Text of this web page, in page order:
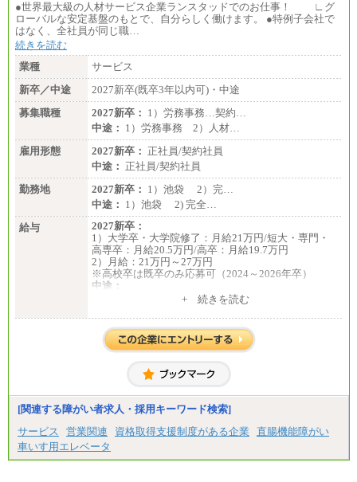
●世界最大級の人材サービス企業ランスタッドでのお仕事！ ∟グ
ローバルな安定基盤のもとで、自分らしく働けます。 ●特例子会社で
はなく、全社員が同じ職…
続きを読む
業種
サービス
新卒／中途
2027新卒(既卒3年以内可)・中途
募集職種
2027新卒： 1）労務事務…契約…
中途： 1）労務事務 2）人材…
雇用形態
2027新卒： 正社員/契約社員
中途： 正社員/契約社員
勤務地
2027新卒： 1）池袋 2）完…
中途： 1）池袋 2) 完全…
給与
2027新卒：
1）大学卒・大学院修了：月給21万円/短大・専門・
高専卒：月給20.5万円/高卒：月給19.7万円
2）月給：21万円～27万円
※高校卒は既卒のみ応募可（2024～2026年卒）
中途：
1）月給：21万円～25万円+ 続きを読む
[関連する障がい者求人・採用キーワード検索]
サービス
営業関連 資格取得支援制度がある企業
直腸機能障がい
車いす用エレベータ